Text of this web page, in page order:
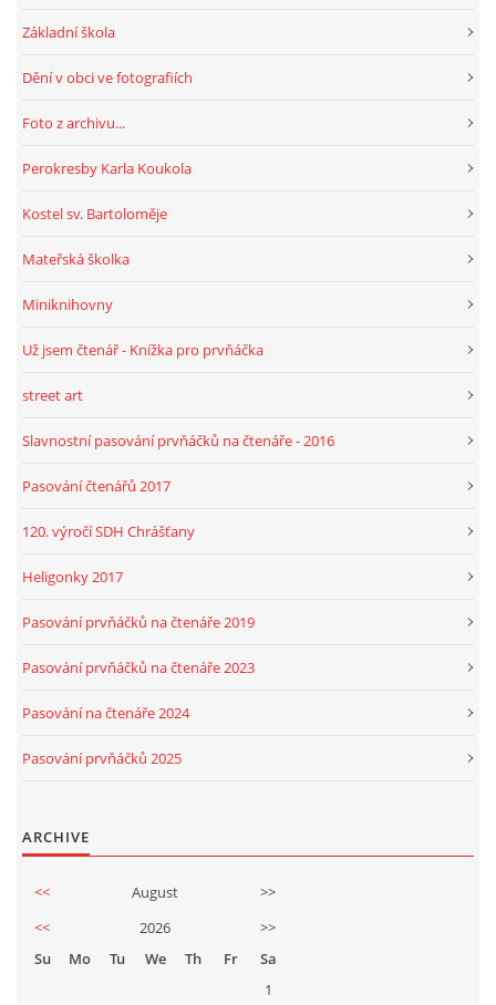
Základní škola
Dění v obci ve fotografiích
Foto z archivu...
Perokresby Karla Koukola
Kostel sv. Bartoloměje
Mateřská školka
Miniknihovny
Už jsem čtenář - Knížka pro prvňáčka
street art
Slavnostní pasování prvňáčků na čtenáře - 2016
Pasování čtenářů 2017
120. výročí SDH Chrášťany
Heligonky 2017
Pasování prvňáčků na čtenáře 2019
Pasování prvňáčků na čtenáře 2023
Pasování na čtenáře 2024
Pasování prvňáčků 2025
ARCHIVE
<< August
>>
<<
2026
>>
Su
Mo Tu We Th Fr
Sa
1